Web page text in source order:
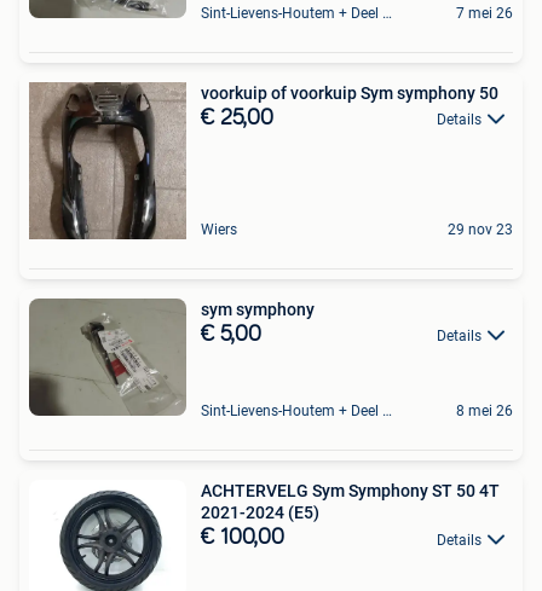
Sint-Lievens-Houtem + Deel Oombergen 7 mei 26
voorkuip of voorkuip Sym symphony 50
€ 25,00 Details
Wiers 29 nov 23
sym symphony
€ 5,00 Details
Sint-Lievens-Houtem + Deel Oombergen 8 mei 26
ACHTERVELG Sym Symphony ST 50 4T
2021-2024 (E5)
€ 100,00 Details